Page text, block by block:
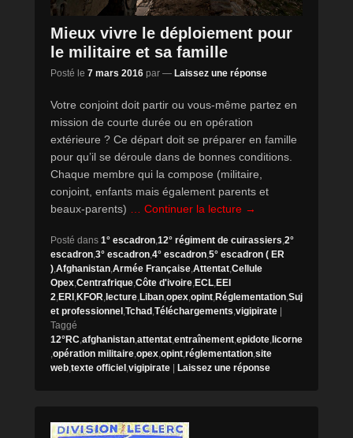
Mieux vivre le déploiement pour
le militaire et sa famille
Posté le 7 mars 2016 par — Laissez une réponse
Votre conjoint doit partir ou vous-même partez en
mission de courte durée ou en opération
extérieure ? Ce départ doit se préparer en famille
pour qu’il se déroule dans de bonnes conditions.
Chaque membre qui la compose (militaire,
conjoint, enfants mais également parents et
beaux-parents)
… Continuer la lecture →
Posté dans 1° escadron,12° régiment de cuirassiers,2°
escadron,3° escadron,4° escadron,5° escadron ( ER
),Afghanistan,Armée Française,Attentat,Cellule
Opex,Centrafrique,Côte d'ivoire,ECL,EEI
2,ERI ,KFOR, lecture,Liban,opex,opint,Réglementation,Suj
et professionnel ,Tchad ,Téléchargements,vigipirate
Taggé
12°RC,afghanistan,attentat,entraînement,epidote, licorne
,opération militaire,opex,opint,réglementation,site
web,texte officiel ,vigipirate Laissez une réponse